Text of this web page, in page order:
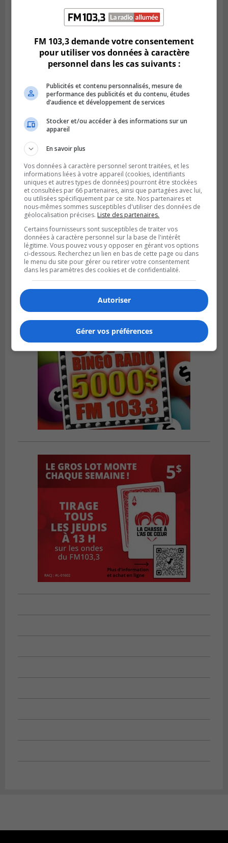
VIEUX-LONGUEUIL
Publié le 3 août 2026 à 14h47
Le Livre bleu rassemble 200 curieux à
LA PRAIRIE
Publié le 3 août 2026 à 06h57
Sonia Ziadé est candidate pour le PLQ
dans La Prairie
FM 103,3 demande votre consentement
pour utiliser vos données à caractère
personnel dans les cas suivants :
Publicités et contenu personnalisés, mesure de
performance des publicités et du contenu, études
d’audience et développement de services
Stocker et/ou accéder à des informations sur un
appareil
En savoir plus
Vos données à caractère personnel seront traitées, et les
informations liées à votre appareil (cookies, identifiants
uniques et autres types de données) pourront être stockées
et consultées par 66 partenaires, ainsi que partagées avec lui,
ou utilisées spécifiquement par ce site. Nos partenaires et
nous-mêmes sommes susceptibles d'utiliser des données de
géolocalisation précises. Liste des partenaires.
Certains fournisseurs sont susceptibles de traiter vos
données à caractère personnel sur la base de l'intérêt
légitime. Vous pouvez vous y opposer en gérant vos options
ci-dessous. Recherchez un lien en bas de cette page ou dans
le menu du site pour gérer ou retirer votre consentement
dans les paramètres des cookies et de confidentialité.
Autoriser
Gérer vos préférences